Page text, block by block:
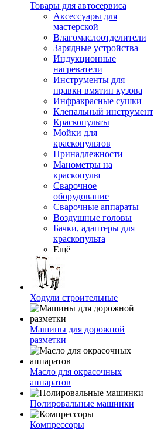
Товары для автосервиса
Аксессуары для
мастерской
Влагомаслоотделители
Зарядные устройства
Индукционные
нагреватели
Инструменты для
правки вмятин кузова
Инфракрасные сушки
Клепальный инструмент
Краскопульты
Мойки для
краскопультов
Принадлежности
Манометры на
краскопульт
Сварочное
оборудование
Сварочные аппараты
Воздушные головы
Бачки, адаптеры для
краскопульта
Ещё
Ходули строительные
Машины для дорожной
разметки
Масло для окрасочных
аппаратов
Полировальные машинки
Компрессоры